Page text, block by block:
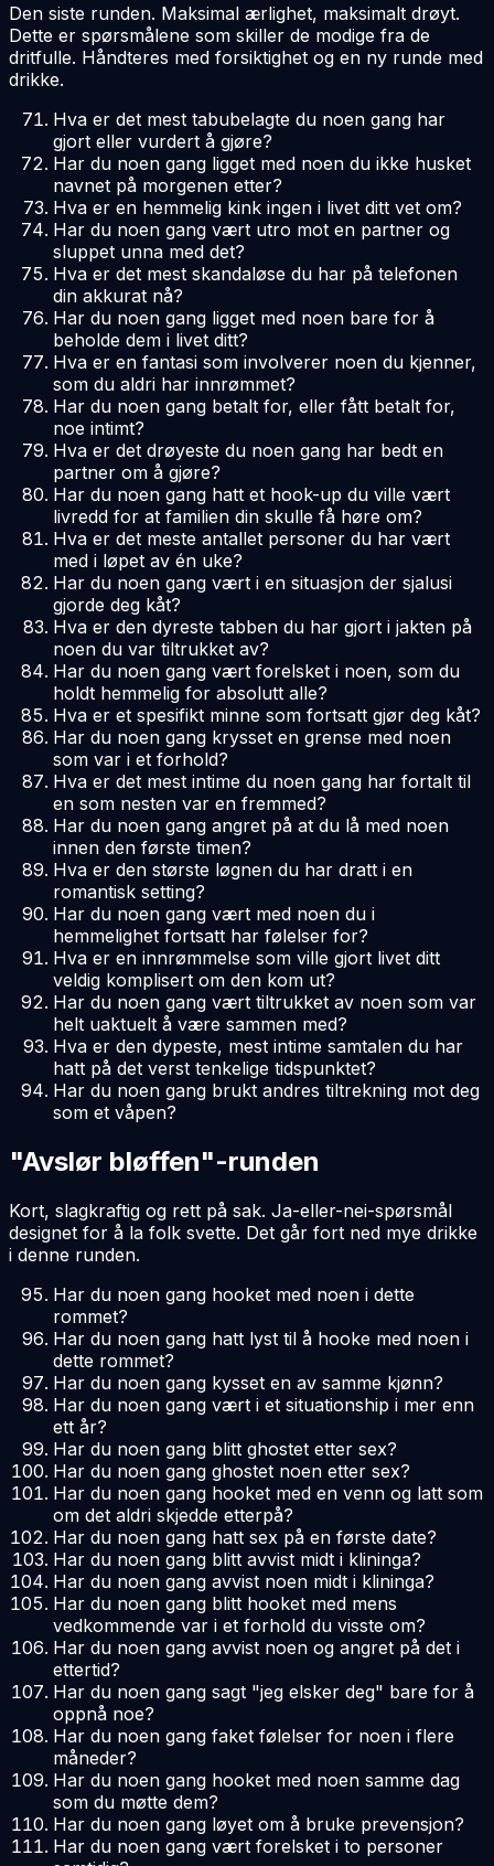
Den siste runden. Maksimal ærlighet, maksimalt drøyt.
Dette er spørsmålene som skiller de modige fra de
dritfulle. Håndteres med forsiktighet og en ny runde med
drikke.
Hva er det mest tabubelagte du noen gang har
gjort eller vurdert å gjøre?
Har du noen gang ligget med noen du ikke husket
navnet på morgenen etter?
Hva er en hemmelig kink ingen i livet ditt vet om?
Har du noen gang vært utro mot en partner og
sluppet unna med det?
Hva er det mest skandaløse du har på telefonen
din akkurat nå?
Har du noen gang ligget med noen bare for å
beholde dem i livet ditt?
Hva er en fantasi som involverer noen du kjenner,
som du aldri har innrømmet?
Har du noen gang betalt for, eller fått betalt for,
noe intimt?
Hva er det drøyeste du noen gang har bedt en
partner om å gjøre?
Har du noen gang hatt et hook-up du ville vært
livredd for at familien din skulle få høre om?
Hva er det meste antallet personer du har vært
med i løpet av én uke?
Har du noen gang vært i en situasjon der sjalusi
gjorde deg kåt?
Hva er den dyreste tabben du har gjort i jakten på
noen du var tiltrukket av?
Har du noen gang vært forelsket i noen, som du
holdt hemmelig for absolutt alle?
Hva er et spesifikt minne som fortsatt gjør deg kåt?
Har du noen gang krysset en grense med noen
som var i et forhold?
Hva er det mest intime du noen gang har fortalt til
en som nesten var en fremmed?
Har du noen gang angret på at du lå med noen
innen den første timen?
Hva er den største løgnen du har dratt i en
romantisk setting?
Har du noen gang vært med noen du i
hemmelighet fortsatt har følelser for?
Hva er en innrømmelse som ville gjort livet ditt
veldig komplisert om den kom ut?
Har du noen gang vært tiltrukket av noen som var
helt uaktuelt å være sammen med?
Hva er den dypeste, mest intime samtalen du har
hatt på det verst tenkelige tidspunktet?
Har du noen gang brukt andres tiltrekning mot deg
som et våpen?
"Avslør bløffen"-runden
Kort, slagkraftig og rett på sak. Ja-eller-nei-spørsmål
designet for å la folk svette. Det går fort ned mye drikke
i denne runden.
Har du noen gang hooket med noen i dette
rommet?
Har du noen gang hatt lyst til å hooke med noen i
dette rommet?
Har du noen gang kysset en av samme kjønn?
Har du noen gang vært i et situationship i mer enn
ett år?
Har du noen gang blitt ghostet etter sex?
Har du noen gang ghostet noen etter sex?
Har du noen gang hooket med en venn og latt som
om det aldri skjedde etterpå?
Har du noen gang hatt sex på en første date?
Har du noen gang blitt avvist midt i klininga?
Har du noen gang avvist noen midt i klininga?
Har du noen gang blitt hooket med mens
vedkommende var i et forhold du visste om?
Har du noen gang avvist noen og angret på det i
ettertid?
Har du noen gang sagt "jeg elsker deg" bare for å
oppnå noe?
Har du noen gang faket følelser for noen i flere
måneder?
Har du noen gang hooket med noen samme dag
som du møtte dem?
Har du noen gang løyet om å bruke prevensjon?
Har du noen gang vært forelsket i to personer